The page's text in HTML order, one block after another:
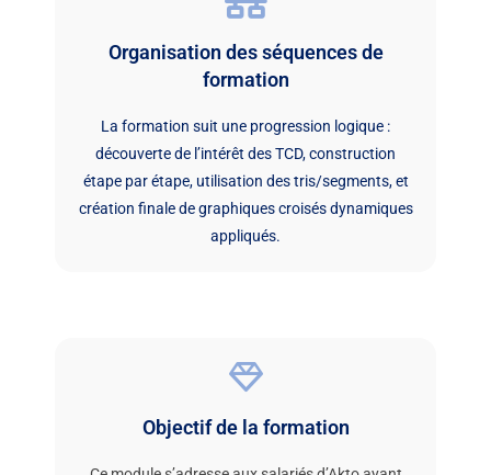
Organisation des séquences de
formation
La formation suit une progression logique :
découverte de l’intérêt des TCD, construction
étape par étape, utilisation des tris/segments, et
création finale de graphiques croisés dynamiques
appliqués.
Objectif de la formation